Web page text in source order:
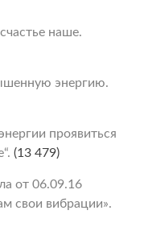
наше.
энергию.
проявиться
(13 479)
от 06.09.16
свои вибрации».